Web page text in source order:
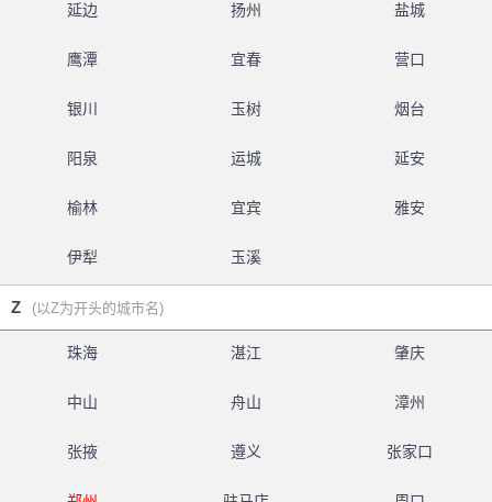
延边 扬州 盐城
鹰潭 宜春 营口
银川 玉树 烟台
阳泉 运城 延安
榆林 宜宾 雅安
伊犁 玉溪
Z (以Z为开头的城市名)
珠海 湛江 肇庆
中山 舟山 漳州
张掖 遵义 张家口